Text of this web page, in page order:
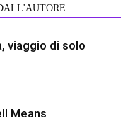
viaggio di solo
Means